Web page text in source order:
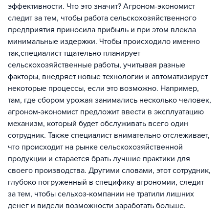
эффективности. Что это значит? Агроном-экономист
следит за тем, чтобы работа сельскохозяйственного
предприятия приносила прибыль и при этом влекла
минимальные издержки. Чтобы происходило именно
так,специалист тщательно планирует
сельскохозяйственные работы, учитывая разные
факторы, внедряет новые технологии и автоматизирует
некоторые процессы, если это возможно. Например,
там, где сбором урожая занимались несколько человек,
агроном-экономист предложит ввести в эксплуатацию
механизм, который будет обслуживать всего один
сотрудник. Также специалист внимательно отслеживает,
что происходит на рынке сельскохозяйственной
продукции и старается брать лучшие практики для
своего производства. Другими словами, этот сотрудник,
глубоко погруженный в специфику агрономии, следит
за тем, чтобы сельхоз-компании не тратили лишних
денег и видели возможности заработать больше.